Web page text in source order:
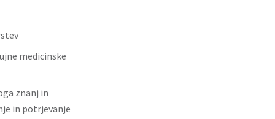
medicinske
znanj in
in potrjevanje